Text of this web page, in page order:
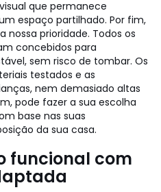
que permanece
espaço partilhado. Por fim,
nossa prioridade. Todos os
concebidos para
sem risco de tombar. Os
testados e as
nem demasiado altas
pode fazer a sua escolha
base nas suas
da sua casa.
funcional com